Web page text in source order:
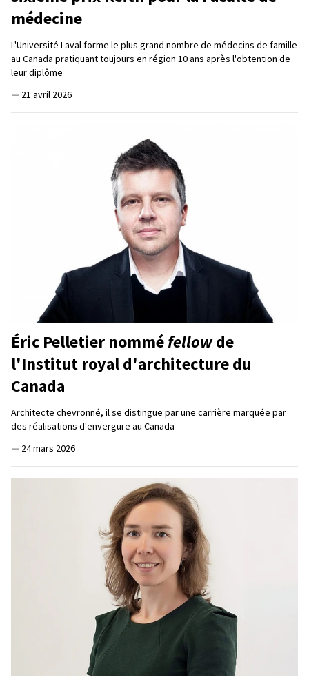
médecine
L'Université Laval forme le plus grand nombre de médecins de famille
au Canada pratiquant toujours en région 10 ans après l'obtention de
leur diplôme
— 21 avril 2026
Éric Pelletier nomméfellowde
l'Institut royal d'architecture du
Canada
Architecte chevronné, il se distingue par une carrière marquée par
des réalisations d'envergure au Canada
— 24 mars 2026